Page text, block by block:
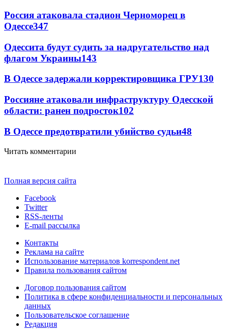
Россия атаковала стадион Черноморец в
Одессе347
Одессита будут судить за надругательство над
флагом Украины143
В Одессе задержали корректировщика ГРУ130
Россияне атаковали инфраструктуру Одесской
области: ранен подросток102
В Одессе предотвратили убийство судьи48
Читать комментарии
Полная версия сайта
Facebook
Twitter
RSS-ленты
E-mail рассылка
Контакты
Реклама на сайте
Использование материалов korrespondent.net
Правила пользования сайтом
Договор пользования сайтом
Политика в сфере конфиденциальности и персональных
данных
Пользовательское соглашение
Редакция